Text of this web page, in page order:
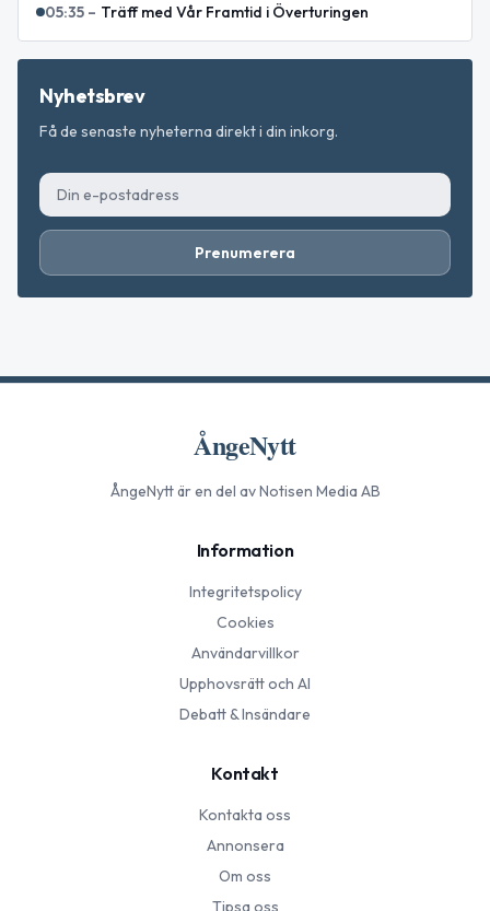
05:35 – Träff med Vår Framtid i Överturingen
Nyhetsbrev
Få de senaste nyheterna direkt i din inkorg.
Prenumerera
ÅngeNytt
ÅngeNyttär en del av Notisen Media AB
Information
Integritetspolicy
Cookies
Användarvillkor
Upphovsrätt och AI
Debatt & Insändare
Kontakt
Kontakta oss
Annonsera
Om oss
Tipsa oss